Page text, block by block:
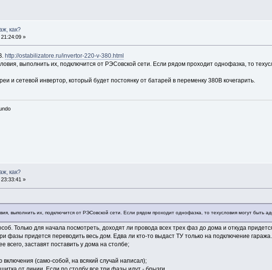
как?
»
http://ostabilizatore.ru/invertor-220-v-380.html
выполнить их, подключится от РЭСовской сети. Если рядом проходит однофазка, то
и сетевой инвертор, который будет постоянку от батарей в переменку 380В кочегарить.
как?
»
выполнить их, подключится от РЭСовской сети. Если рядом проходит однофазка, то техусловия могут быть
Только для начала посмотреть, доходят ли провода всех трех фаз до дома и откуда
фазы придется переводить весь дом. Едва ли кто-то выдаст ТУ только на подключение
всего, заставят поставить у дома на столбе;
включения (само-собой, на всякий случай написал);